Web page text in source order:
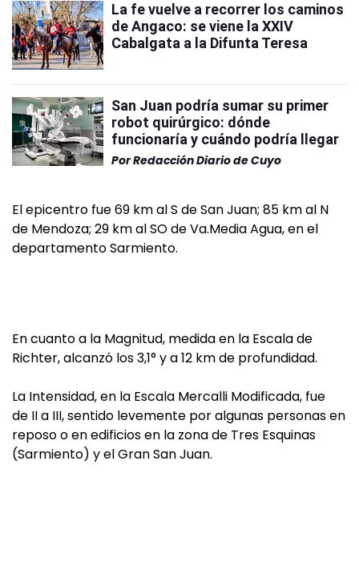
La fe vuelve a recorrer los caminos
de Angaco: se viene la XXIV
Cabalgata a la Difunta Teresa
San Juan podría sumar su primer
robot quirúrgico: dónde
funcionaría y cuándo podría llegar
PorRedacción Diario de Cuyo
El epicentro fue 69 km al S de San Juan; 85 km al N
de Mendoza; 29 km al SO de Va.Media Agua, en el
departamento Sarmiento.
En cuanto a la Magnitud, medida en la Escala de
Richter, alcanzó los 3,1° y a 12 km de profundidad.
La Intensidad, en la Escala Mercalli Modificada, fue
de II a III, sentido levemente por algunas personas en
reposo o en edificios en la zona de Tres Esquinas
(Sarmiento) y el Gran San Juan.